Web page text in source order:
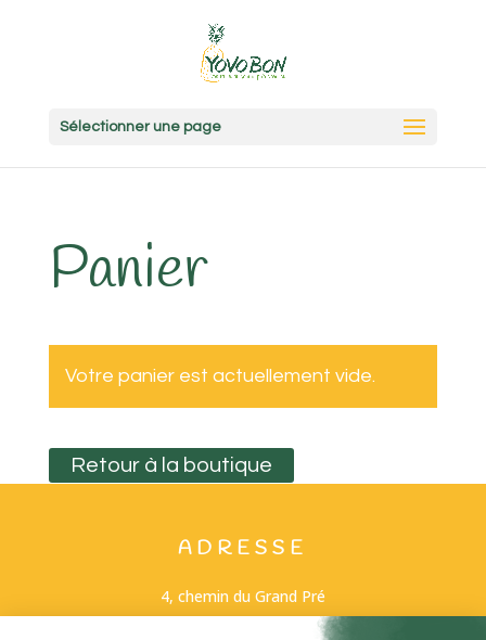
Sélectionner une page
Panier
Votre panier est actuellement vide.
Retour à la boutique
ADRESSE
4, chemin du Grand Pré